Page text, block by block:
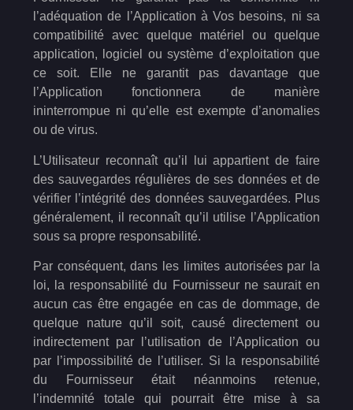
l’adéquation de l’Application à Vos besoins, ni sa
compatibilité avec quelque matériel ou quelque
application, logiciel ou système d’exploitation que
ce soit. Elle ne garantit pas davantage que
l’Application fonctionnera de manière
ininterrompue ni qu’elle est exempte d’anomalies
ou de virus.
L’Utilisateur reconnaît qu’il lui appartient de faire
des sauvegardes régulières de ses données et de
vérifier l’intégrité des données sauvegardées. Plus
généralement, il reconnaît qu’il utilise l’Application
sous sa propre responsabilité.
Par conséquent, dans les limites autorisées par la
loi, la responsabilité du Fournisseur ne saurait en
aucun cas être engagée en cas de dommage, de
quelque nature qu’il soit, causé directement ou
indirectement par l’utilisation de l’Application ou
par l’impossibilité de l’utiliser. Si la responsabilité
du Fournisseur était néanmoins retenue,
l’indemnité totale qui pourrait être mise à sa